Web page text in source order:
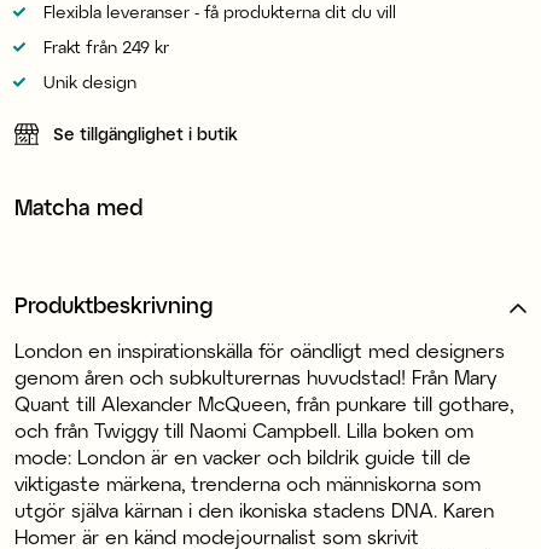
Flexibla leveranser - få produkterna dit du vill
Frakt från 249 kr
Unik design
Se tillgänglighet i butik
Matcha med
Produktbeskrivning
London en inspirationskälla för oändligt med designers
genom åren och subkulturernas huvudstad! Från Mary
Quant till Alexander McQueen, från punkare till gothare,
och från Twiggy till Naomi Campbell. Lilla boken om
mode: London är en vacker och bildrik guide till de
viktigaste märkena, trenderna och människorna som
utgör själva kärnan i den ikoniska stadens DNA. Karen
Homer är en känd modejournalist som skrivit